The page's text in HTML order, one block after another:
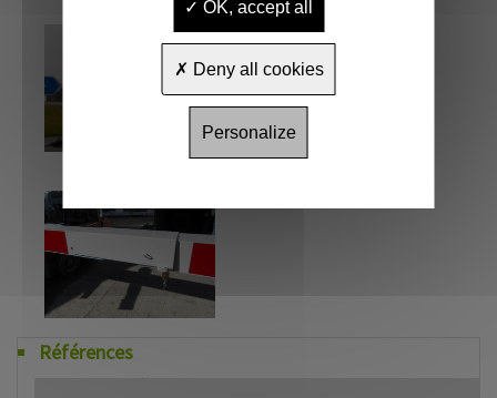
Références
OK, accept all
Deny all cookies
Personalize